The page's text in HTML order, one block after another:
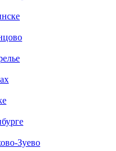
Зуево